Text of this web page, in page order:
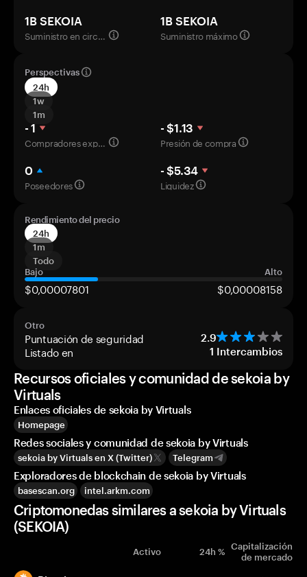
1B SEKOIA
Suministro en circulación
1B SEKOIA
Suministro máximo
Perspectivas
24h
1w
1m
- 1
Compradores experimentados
- $1.13
Presión de compra
0
Poseedores
- $5.34
Liquidez
Rendimiento del precio
24h
1m
Todo
Bajo
Alto
$0,00007801 $0,00008158
Otro
Puntuación de seguridad 2.9
Listado en 1 Intercambios
Recursos oficiales y comunidad de sekoia by
Virtuals
Enlaces oficiales de sekoia by Virtuals
Homepage
Redes sociales y comunidad de sekoia by Virtuals
sekoia by Virtuals en X (Twitter) Telegram
Exploradores de blockchain de sekoia by Virtuals
basescan.org intel.arkm.com
Criptomonedas similares a sekoia by Virtuals
(SEKOIA)
Activo 24h % Capitalización
de mercado